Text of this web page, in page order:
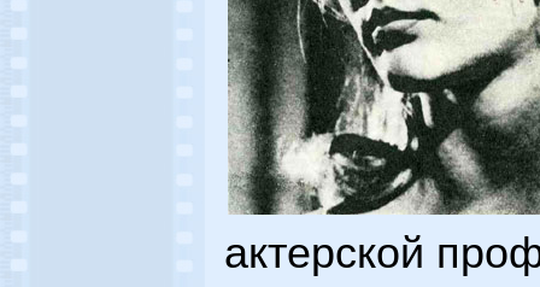
актерской